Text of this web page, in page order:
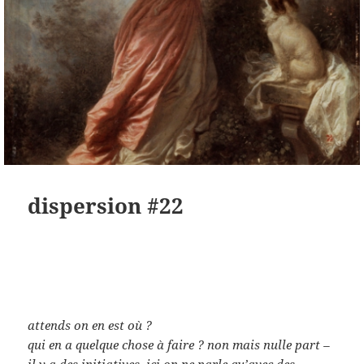
dispersion #22
attends on en est où ?
qui en a quelque chose à faire ? non mais nulle part –